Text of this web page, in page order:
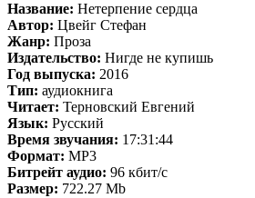
Название: Нетерпение сердца
Автор: Цвейг Стефан
Жанр: Проза
Издательство: Нигде не купишь
Год выпуска: 2016
Тип: аудиокнига
Читает: Терновский Евгений
Язык: Русский
Время звучания: 17:31:44
Формат: MP3
Битрейт аудио: 96 кбит/c
Размер: 722.27 Mb